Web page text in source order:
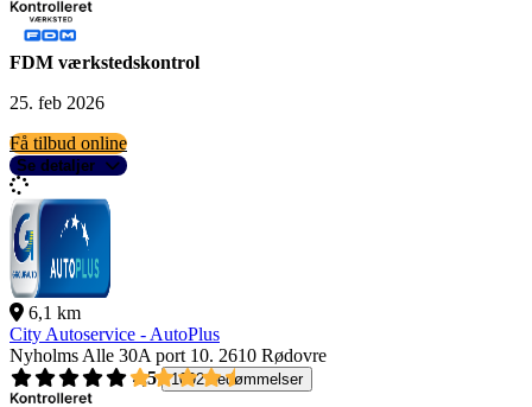
FDM værkstedskontrol
25. feb 2026
Få tilbud online
Se detaljer
6,1 km
City Autoservice - AutoPlus
Nyholms Alle 30A port 10. 2610 Rødovre
4,5
1092 bedømmelser